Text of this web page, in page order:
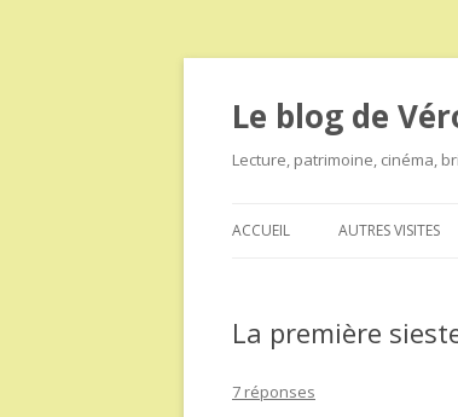
Le blog de
Lecture, patrimoine, cinéma,
ACCUEIL AUTRES VISITES
La première
7 réponses